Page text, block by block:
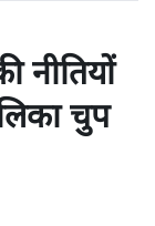
नीतियों
चुप